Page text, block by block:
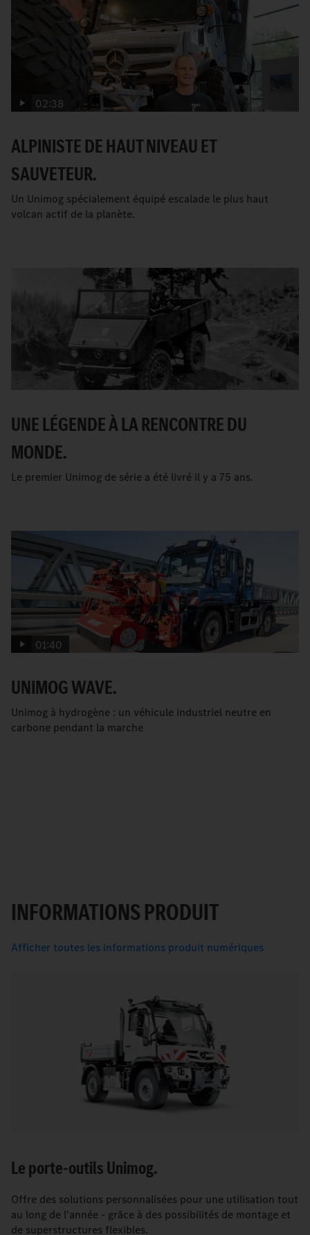
02:38
ALPINISTE DE HAUT NIVEAU ET
SAUVETEUR.
Un Unimog spécialement équipé escalade le plus haut
volcan actif de la planète.
UNE LÉGENDE À LA RENCONTRE DU
MONDE.
Le premier Unimog de série a été livré il y a 75 ans.
01:40
UNIMOG WAVE.
Unimog à hydrogène : un véhicule industriel neutre en
carbone pendant la marche
INFORMATIONS PRODUIT
Afficher toutes les informations produit numériques
Le porte-outils Unimog.
Offre des solutions personnalisées pour une utilisation tout
au long de l'année - grâce à des possibilités de montage et
de superstructures flexibles.